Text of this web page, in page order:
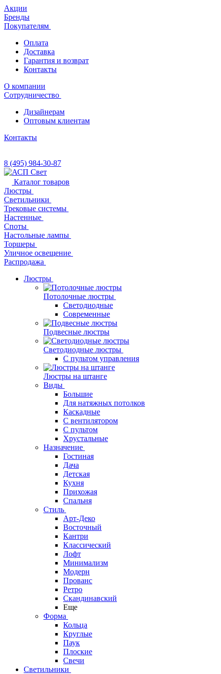
Акции
Бренды
Покупателям
Оплата
Доставка
Гарантия и возврат
Контакты
О компании
Сотрудничество
Дизайнерам
Оптовым клиентам
Контакты
8 (495) 984-30-87
Каталог товаров
Люстры
Светильники
Трековые системы
Настенные
Споты
Настольные лампы
Торшеры
Уличное освещение
Распродажа
Люстры
Потолочные люстры
Светодиодные
Современные
Подвесные люстры
Светодиодные люстры
С пультом управления
Люстры на штанге
Виды
Большие
Для натяжных потолков
Каскадные
С вентилятором
С пультом
Хрустальные
Назначение
Гостиная
Дача
Детская
Кухня
Прихожая
Спальня
Стиль
Арт-Деко
Восточный
Кантри
Классический
Лофт
Минимализм
Модерн
Прованс
Ретро
Скандинавский
Еще
Форма
Кольца
Круглые
Паук
Плоские
Свечи
Светильники